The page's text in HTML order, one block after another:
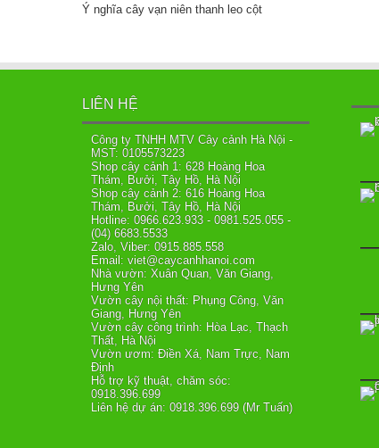
Ý nghĩa cây vạn niên thanh leo cột
LIÊN HỆ
Công ty TNHH MTV Cây cảnh Hà Nội -
MST: 0105573223
Shop cây cảnh 1: 628 Hoàng Hoa
Thám, Bưởi, Tây Hồ, Hà Nội
Shop cây cảnh 2: 616 Hoàng Hoa
Thám, Bưởi, Tây Hồ, Hà Nội
Hotline: 0966.623.933 - 0981.525.055 -
(04) 6683.5533
Zalo, Viber: 0915.885.558
Email: viet@caycanhhanoi.com
Nhà vườn: Xuân Quan, Văn Giang,
Hưng Yên
Vườn cây nội thất: Phụng Công, Văn
Giang, Hưng Yên
Vườn cây công trình: Hòa Lạc, Thạch
Thất, Hà Nội
Vườn ươm: Điền Xá, Nam Trực, Nam
Định
Hỗ trợ kỹ thuật, chăm sóc:
0918.396.699
Liên hệ dự án: 0918.396.699 (Mr Tuấn)